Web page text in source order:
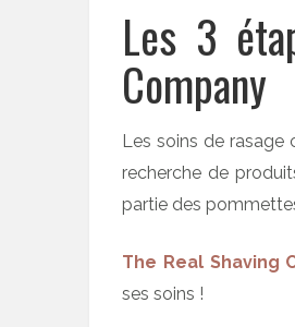
Les 3
Company
Les soins de
recherche de
partie des
The Real Shaving
ses soins !